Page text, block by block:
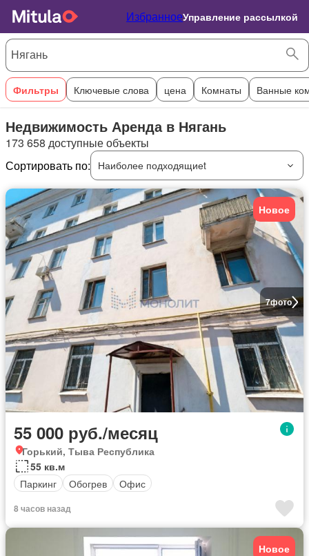
ИзбранноеУправление рассылкой
Фильтры Ключевые слова цена Комнаты Ванные
Недвижимость Аренда в Нягань
173 658 доступные объекты
Сортировать по:
Наиболее подходящиеt
7фото
Новое
55 000 руб./месяц
Горький, Тыва Республика
55 кв.м
Паркинг
Обогрев Офис
8 часов назад
Новое